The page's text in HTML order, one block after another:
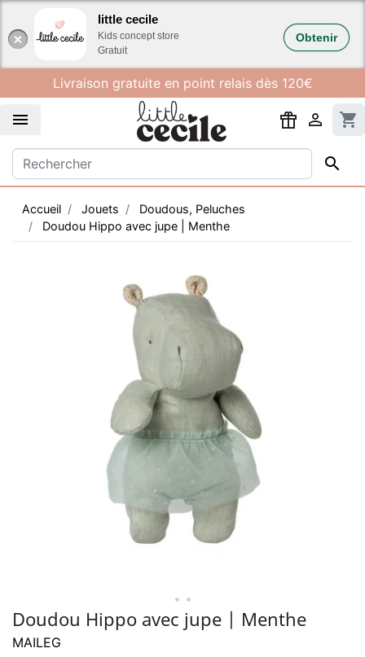
little cecile
Kids concept store
Gratuit
Obtenir
Livraison gratuite en point relais dès 120€
  shopping_cart

Accueil Jouets
Doudous, Peluches
Doudou Hippo avec jupe | Menthe
• •
Doudou Hippo avec jupe | Menthe
MAILEG